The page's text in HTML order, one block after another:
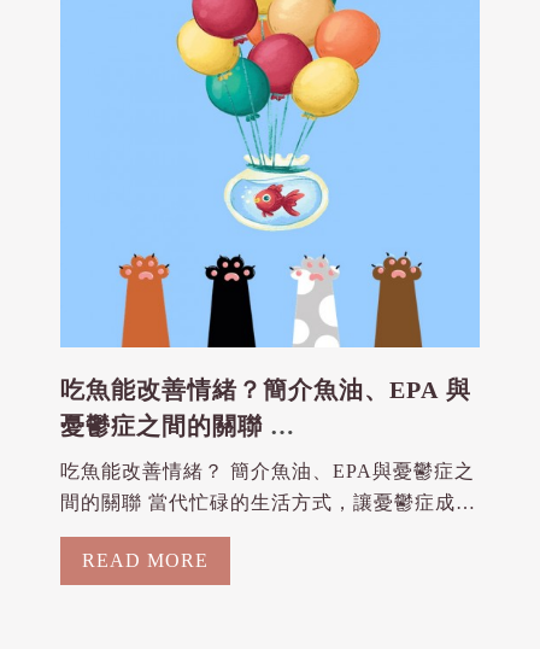
吃魚能改善情緒？簡介魚油、EPA 與
憂鬱症之間的關聯
2024-09-13
吃魚能改善情緒？ 簡介魚油、EPA與憂鬱症之
間的關聯 當代忙碌的生活方式，讓憂鬱症成為
一個越來越普遍的心理健康問題。除了藥物和
心理治療之外，許多人也開始關注飲食對情緒
READ MORE